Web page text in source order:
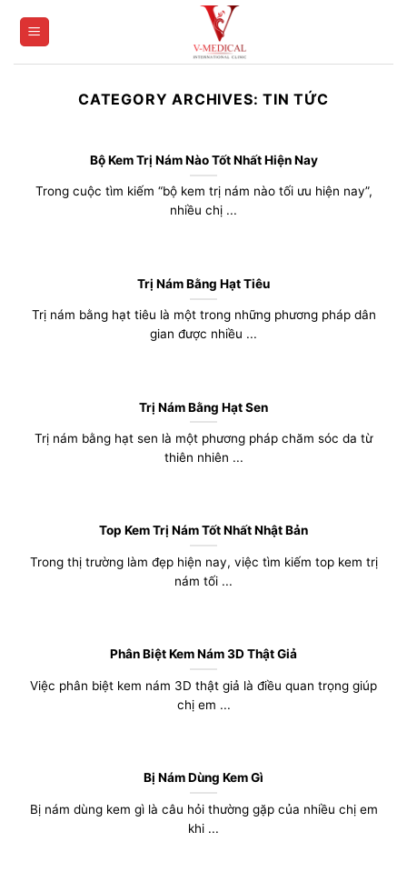
CATEGORY ARCHIVES:TIN TỨC
Bộ Kem Trị Nám Nào Tốt Nhất Hiện Nay
Trong cuộc tìm kiếm “bộ kem trị nám nào tối ưu hiện nay”,
nhiều chị ...
Trị Nám Bằng Hạt Tiêu
Trị nám bằng hạt tiêu là một trong những phương pháp dân
gian được nhiều ...
Trị Nám Bằng Hạt Sen
Trị nám bằng hạt sen là một phương pháp chăm sóc da từ
thiên nhiên ...
Top Kem Trị Nám Tốt Nhất Nhật Bản
Trong thị trường làm đẹp hiện nay, việc tìm kiếm top kem trị
nám tối ...
Phân Biệt Kem Nám 3D Thật Giả
Việc phân biệt kem nám 3D thật giả là điều quan trọng giúp
chị em ...
Bị Nám Dùng Kem Gì
Bị nám dùng kem gì là câu hỏi thường gặp của nhiều chị em
khi ...